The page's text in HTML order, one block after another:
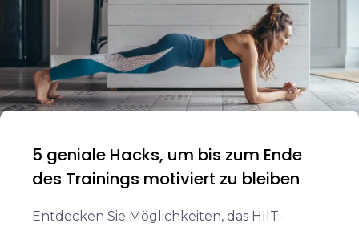
5 geniale Hacks, um bis zum Ende
des Trainings motiviert zu bleiben
Entdecken Sie Möglichkeiten, das HIIT-